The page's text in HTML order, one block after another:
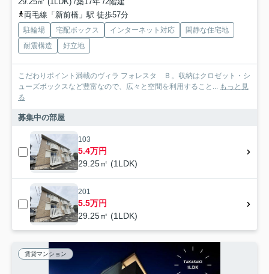
両毛線「新前橋」駅 徒歩57分
駐輪場 宅配ボックス インターネット対応
閑静な住宅地
耐震構造
好立地
こだわりポイント満載のヴィラ フォレスタ Ｂ。収納はクロゼット・シ
ューズボックスなど豊富なので、広々と空間を利用すること... もっと見
る
募集中の部屋
103
5.4万円
29.25㎡ (1LDK)
201
5.5万円
29.25㎡ (1LDK)
賃貸マンション